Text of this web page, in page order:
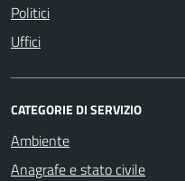
Politici
Uffici
CATEGORIE DI SERVIZIO
Ambiente
Anagrafe e stato civile